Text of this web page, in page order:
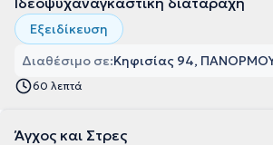
Εξειδίκευση
Διαθέσιμο σε:Κηφισίας 94,
60 λεπτά
Άγχος και Στρες